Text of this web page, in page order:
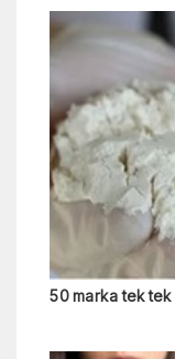
50 marka tek